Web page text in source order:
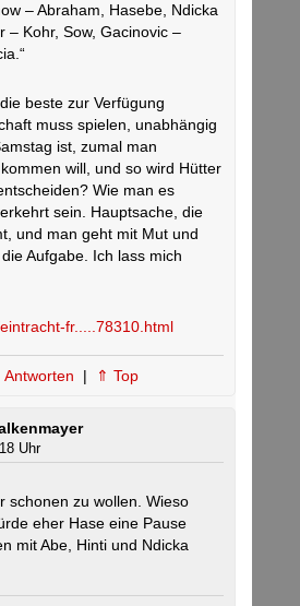
– Abraham, Hasebe, Ndicka
– Kohr, Sow, Gacinovic –
beste zur Verfügung
muss spielen, unabhängig
ist, zumal man
will, und so wird Hütter
Wie man es
sein. Hauptsache, die
und man geht mit Mut und
Aufgabe. Ich lass mich
fr.....78310.html
Antworten | ⇑ Top
Uhr
schonen zu wollen. Wieso
eher Hase eine Pause
mit Abe, Hinti und Ndicka